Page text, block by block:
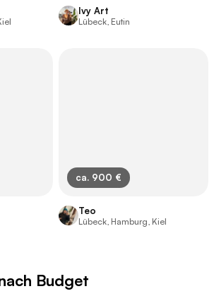
Ivy Art
Lübeck, Eutin
ca. 900 €
Teo
Lübeck, Hamburg, Kiel
Budget